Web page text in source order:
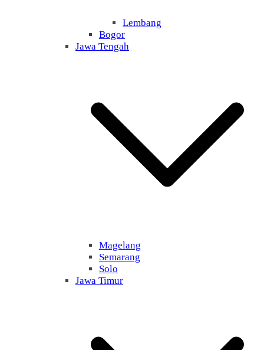
Lembang
Bogor
Jawa Tengah
Magelang
Semarang
Solo
Jawa Timur